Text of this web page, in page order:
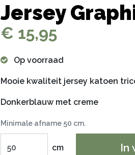
Jersey
€ 15,95
Op voorraad
Mooie kwaliteit jersey katoen
Donkerblauw met creme
Minimale afname 50 cm.
cm In